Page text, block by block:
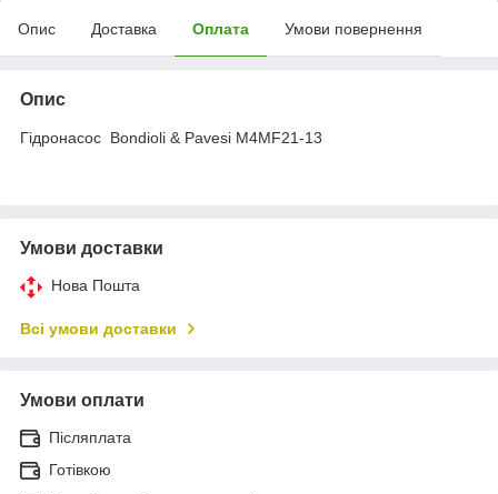
Опис Доставка Оплата Умови повернення
Опис
Гідронасос Bondioli & Pavesi M4MF21-13
Умови доставки
Нова Пошта
Всі умови доставки
Умови оплати
Післяплата
Готівкою